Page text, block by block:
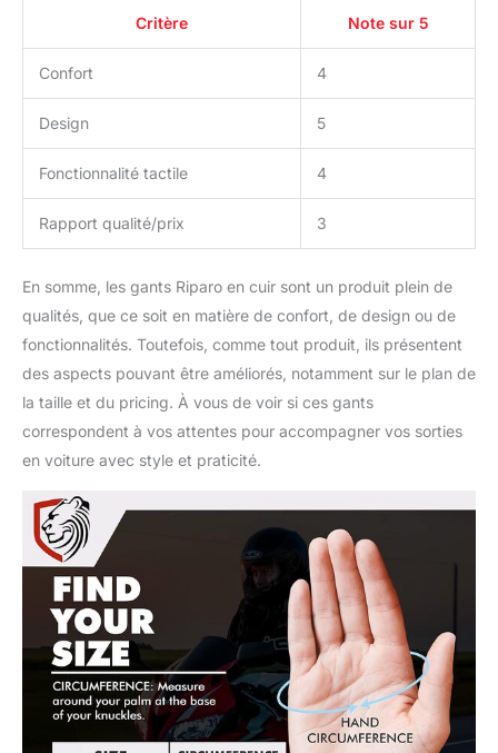
Critère Note sur 5
Confort 4
Design 5
Fonctionnalité tactile 4
Rapport qualité/prix 3
En somme, les gants Riparo en cuir sont un produit plein de
qualités, que ce soit en matière de confort, de design ou de
fonctionnalités. Toutefois, comme tout produit, ils présentent
des aspects pouvant être améliorés, notamment sur le plan de
la taille et du pricing. À vous de voir si ces gants
correspondent à vos attentes pour accompagner vos sorties
en voiture avec style et praticité.